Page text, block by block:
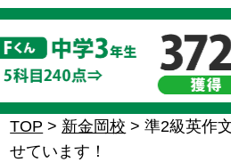
TOP > 新金岡校 >準2級英作
せています！